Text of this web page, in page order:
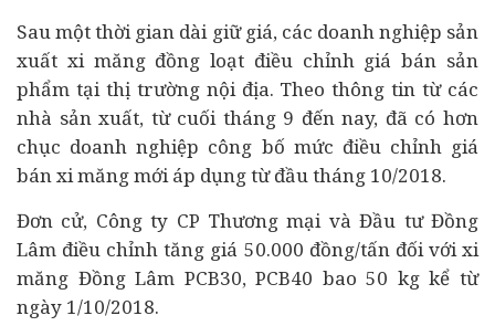
Sau một thời gian dài giữ giá, các doanh nghiệp sản
xuất xi măng đồng loạt điều chỉnh giá bán sản
phẩm tại thị trường nội địa. Theo thông tin từ các
nhà sản xuất, từ cuối tháng 9 đến nay, đã có hơn
chục doanh nghiệp công bố mức điều chỉnh giá
bán xi măng mới áp dụng từ đầu tháng 10/2018.
Đơn cử, Công ty CP Thương mại và Đầu tư Đồng
Lâm điều chỉnh tăng giá 50.000 đồng/tấn đối với xi
măng Đồng Lâm PCB30, PCB40 bao 50 kg kể từ
ngày 1/10/2018.